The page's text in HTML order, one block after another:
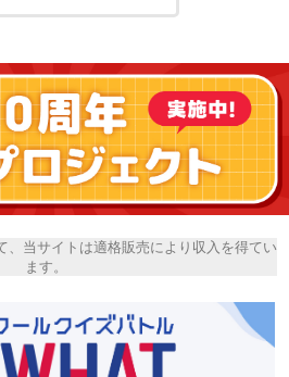
、当サイトは適格販売により収入を得てい
ます。